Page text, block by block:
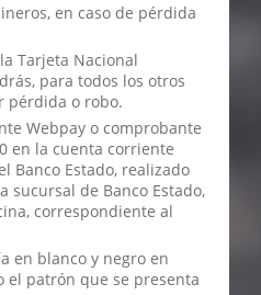
en caso de pérdida
Tarjeta Nacional
para todos los otros
pérdida o robo.
Webpay o comprobante
en la cuenta corriente
Banco Estado, realizado
sucursal de Banco Estado,
correspondiente al
en blanco y negro en
el patrón que se presenta